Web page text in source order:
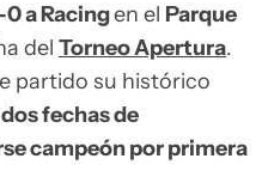
a Racingen el Parque
del Torneo Apertura.
partido su histórico
fechas de
campeón por primera